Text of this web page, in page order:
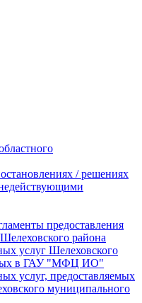
/ решениях
предоставления
района
услуг Шелеховского
в ГАУ "МФЦ ИО"
услуг, предоставляемых
муниципального